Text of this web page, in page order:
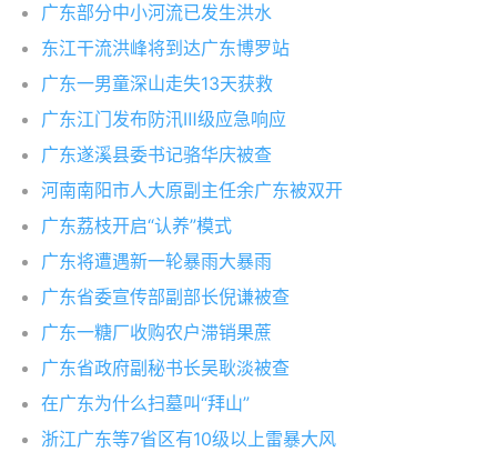
广东部分中小河流已发生洪水
东江干流洪峰将到达广东博罗站
广东一男童深山走失13天获救
广东江门发布防汛Ⅲ级应急响应
广东遂溪县委书记骆华庆被查
河南南阳市人大原副主任余广东被双开
广东荔枝开启“认养”模式
广东将遭遇新一轮暴雨大暴雨
广东省委宣传部副部长倪谦被查
广东一糖厂收购农户滞销果蔗
广东省政府副秘书长吴耿淡被查
在广东为什么扫墓叫“拜山”
浙江广东等7省区有10级以上雷暴大风